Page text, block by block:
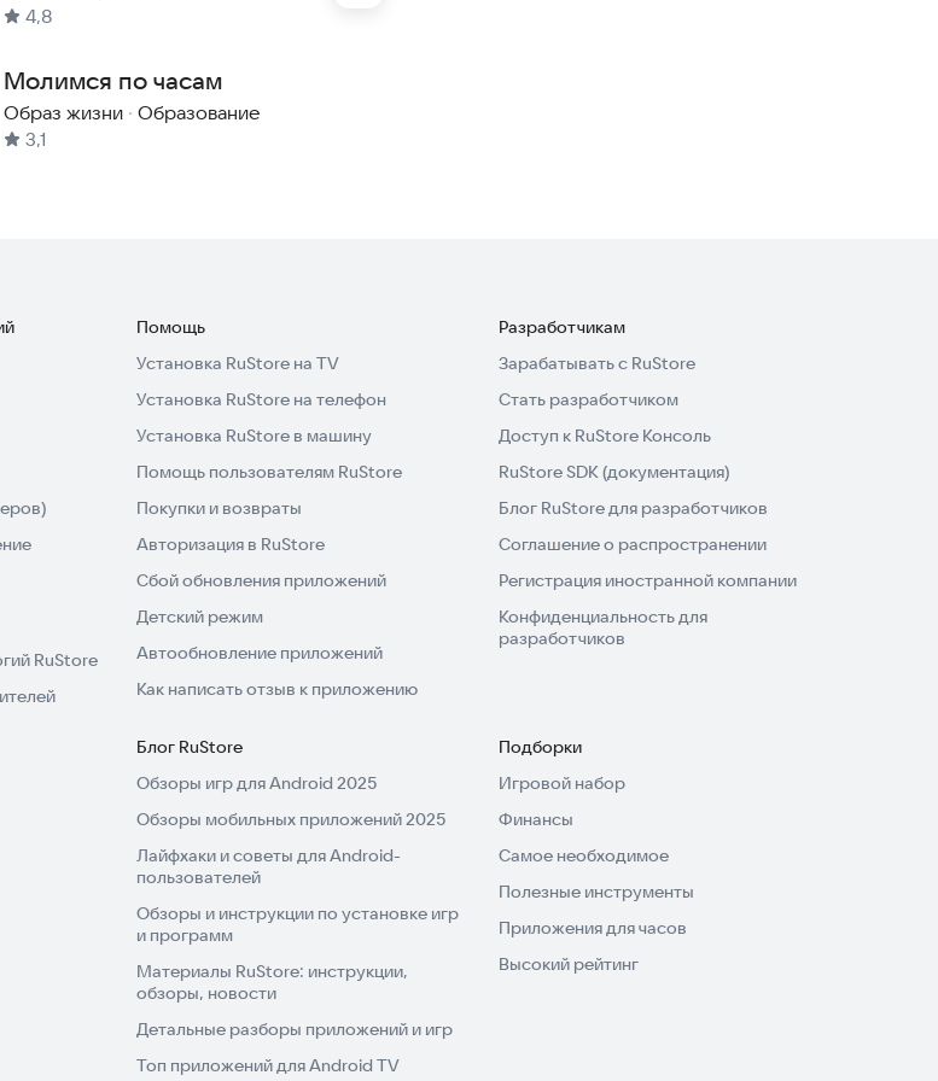
4,8
Молимся по часам
Образ жизни · Образование
3,1
RuStore
Помощь
Установка RuStore на TV
Установка RuStore на телефон
Установка RuStore в машину
Помощь пользователям RuStore
Покупки и возвраты
Авторизация в RuStore
Сбой обновления приложений
Детский режим
Автообновление приложений
Как написать отзыв к приложению
Разработчикам
Зарабатывать с RuStore
Стать разработчиком
Доступ к RuStore Консоль
RuStore SDK (документация)
Блог RuStore для разработчиков
Соглашение о распространении
Регистрация иностранной компании
Конфиденциальность для
разработчиков
Блог RuStore
Обзоры игр для Android 2025
Обзоры мобильных приложений 2025
Лайфхаки и советы для Android-
пользователей
Обзоры и инструкции по установке игр
и программ
Материалы RuStore: инструкции,
обзоры, новости
Детальные разборы приложений и игр
Топ приложений для Android TV
Подборки
Игровой набор
Финансы
Самое необходимое
Полезные инструменты
Приложения для часов
Высокий рейтинг